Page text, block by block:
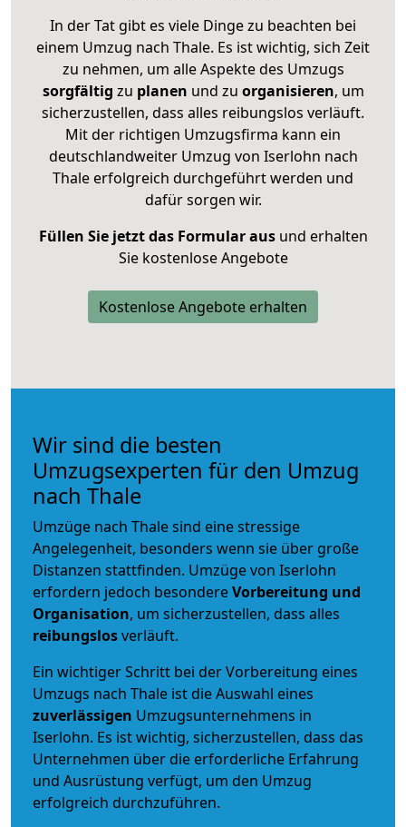
In der Tat gibt es viele Dinge zu beachten bei
einem Umzug nach Thale. Es ist wichtig, sich Zeit
zu nehmen, um alle Aspekte des Umzugs
sorgfältig zu planen und zu organisieren, um
sicherzustellen, dass alles reibungslos verläuft.
Mit der richtigen Umzugsfirma kann ein
deutschlandweiter Umzug von Iserlohn nach
Thale erfolgreich durchgeführt werden und
dafür sorgen wir.
Füllen Sie jetzt das Formular ausund erhalten
Sie kostenlose Angebote
Kostenlose Angebote erhalten
Wir sind die besten
Umzugsexperten für den Umzug
nach Thale
Umzüge nach Thale sind eine stressige
Angelegenheit, besonders wenn sie über große
Distanzen stattfinden. Umzüge von Iserlohn
erfordern jedoch besondereVorbereitung und
Organisation, um sicherzustellen, dass alles
reibungslosverläuft.
Ein wichtiger Schritt bei der Vorbereitung eines
Umzugs nach Thale ist die Auswahl eines
zuverlässigen Umzugsunternehmens in
Iserlohn. Es ist wichtig, sicherzustellen, dass das
Unternehmen über die erforderliche Erfahrung
und Ausrüstung verfügt, um den Umzug
erfolgreich durchzuführen.